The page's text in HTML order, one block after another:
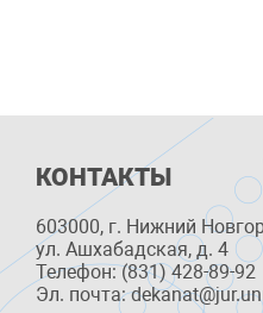
КОНТАКТЫ
603000, г. Нижний
ул. Ашхабадская, д. 4
Телефон: (831) 428-89-92
Эл. почта: